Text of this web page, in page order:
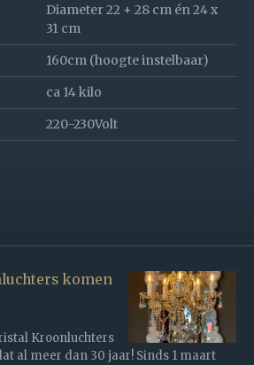
Diameter 22 + 28 cm én 24 x
31 cm
160cm (hoogte instelbaar)
ca 14 kilo
220-230Volt
komen
Kroonluchters
al meer dan 30 jaar! Sinds 1 maart